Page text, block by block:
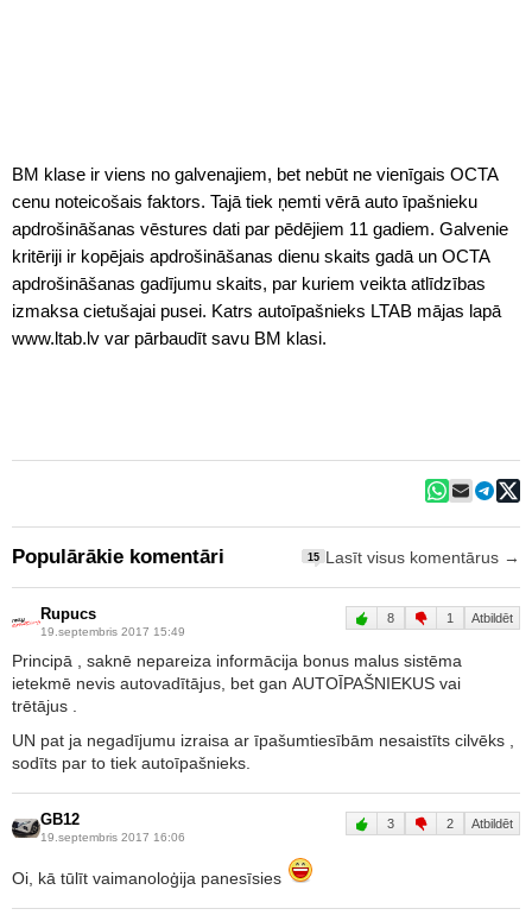
BM klase ir viens no galvenajiem, bet nebūt ne vienīgais OCTA
cenu noteicošais faktors. Tajā tiek ņemti vērā auto īpašnieku
apdrošināšanas vēstures dati par pēdējiem 11 gadiem. Galvenie
kritēriji ir kopējais apdrošināšanas dienu skaits gadā un OCTA
apdrošināšanas gadījumu skaits, par kuriem veikta atlīdzības
izmaksa cietušajai pusei. Katrs autoīpašnieks LTAB mājas lapā
www.ltab.lv var pārbaudīt savu BM klasi.
Populārākie komentāri 15 Lasīt visus komentārus →
Rupucs
19.septembris 2017 15:49
8 1 Atbildēt
Principā , saknē nepareiza informācija bonus malus sistēma
ietekmē nevis autovadītājus, bet gan AUTOĪPAŠNIEKUS vai
trētājus .
UN pat ja negadījumu izraisa ar īpašumtiesībām nesaistīts cilvēks ,
sodīts par to tiek autoīpašnieks.
GB12
19.septembris 2017 16:06
3 2 Atbildēt
Oi, kā tūlīt vaimanoloģija panesīsies